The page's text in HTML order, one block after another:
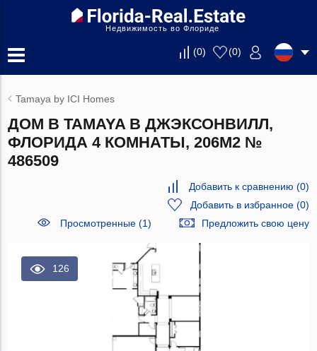
Недвижимость во Флориде
(0) (0)
Tamaya by ICI Homes
ДОМ В TAMAYA В ДЖЭКСОНВИЛЛ,
ФЛОРИДА 4 КОМНАТЫ, 206М2 №
486509
Добавить к сравнению (0)
Добавить в избранное(0)
Просмотренные (1)
Предложить свою цену
126